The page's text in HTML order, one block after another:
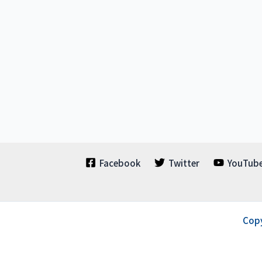
Facebook Twitter